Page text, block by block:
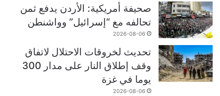
صحيفة أمريكية: الأردن يدفع ثمن
تحالفه مع “إسرائيل” وواشنطن
2026-08-06
تحديث لخروقات الاحتلال لاتفاق
وقف إطلاق النار على مدار 300
يوما في غزة
2026-08-06